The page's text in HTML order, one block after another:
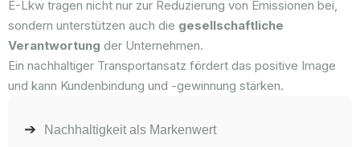
E-Lkw tragen nicht nur zur Reduzierung von Emissionen bei,
sondern unterstützen auch die gesellschaftliche
Verantwortung der Unternehmen.
Ein nachhaltiger Transportansatz fördert das positive Image
und kann Kundenbindung und -gewinnung stärken.
Nachhaltigkeit als Markenwert